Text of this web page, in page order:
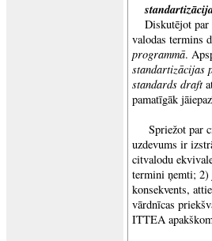
Diskutējot par
valodas termins
programmā.
standartizācijas
standards draft
pamatīgāk
Spriežot par
uzdevums ir
citvalodu
termini ņemti; 2)
konsekvents,
vārdnīcas
ITTEA